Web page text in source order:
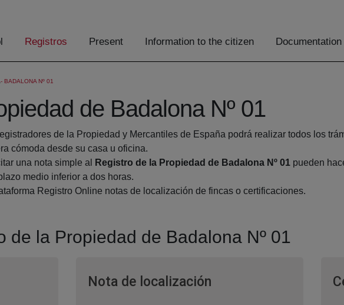
Registros Present Information to the citizen
BADALONA Nº 01
de Badalona Nº 01
de la Propiedad y Mercantiles de España podrá realizar todos los
cómoda desde su casa u oficina.
una nota simple al
Registro de la Propiedad de Badalona Nº 01 pueden
medio inferior a dos horas.
Registro Online notas de localización de fincas o certificaciones.
de la Propiedad de Badalona Nº 01
Nota de localizaciónVentana nueva